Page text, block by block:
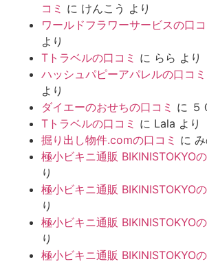
コミ に けんこう より
ワールドフラワーサービスの口コ
より
Tトラベルの口コミ に らら より
ハッシュパピーアパレルの口コミ
より
ダイエーのおせちの口コミ に ５
Tトラベルの口コミ に Lala より
掘り出し物件.comの口コミ に
極小ビキニ通販 BIKINISTOKYO
り
極小ビキニ通販 BIKINISTOKYO
り
極小ビキニ通販 BIKINISTOKYO
り
極小ビキニ通販 BIKINISTOKYO